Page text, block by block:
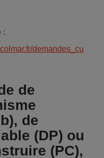
:
demandes_cu
de
de
(DP) ou
(PC),